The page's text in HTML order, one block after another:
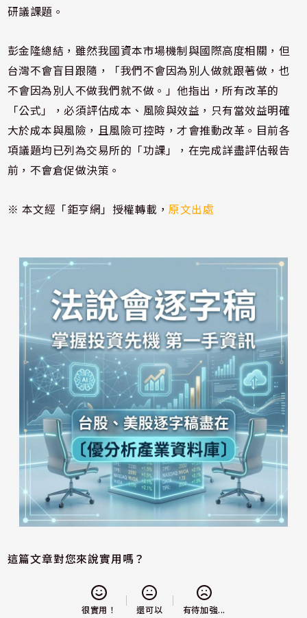
研議課題。
彭金隆總結，雖然我國資本市場機制與國際高度相關，但
台灣不會盲目跟隨，「我們不會因為別人做就跟著做，也
不會因為別人不做我們就不做。」他指出，所有改革的
「公式」，必須評估成本、風險與效益，只有當效益明確
大於成本與風險，且風險可控時，才會推動改革。目前各
項議題均已列為交易所的「功課」，在完成詳盡評估報告
前，不會倉促做決策。
※ 本文經「鉅亨網」授權轉載，原文出處
這篇文章對您來說實用嗎？
很實用！ 還可以 有待加強...